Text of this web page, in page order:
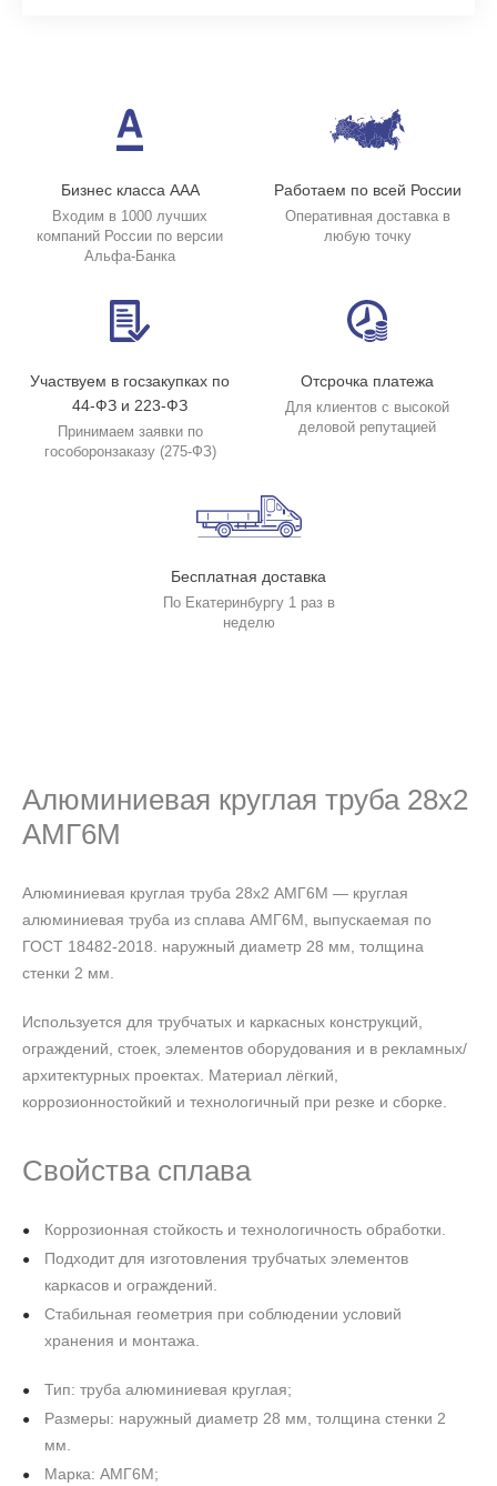
Бизнес класса ААА
Входим в 1000 лучших
компаний России по версии
Альфа-Банка
Работаем по всей России
Оперативная доставка в
любую точку
Участвуем в госзакупках по
44-ФЗ и 223-ФЗ
Принимаем заявки по
гособоронзаказу (275-ФЗ)
Отсрочка платежа
Для клиентов с высокой
деловой репутацией
Бесплатная доставка
По Екатеринбургу 1 раз в
неделю
Алюминиевая круглая труба 28х2
АМГ6М
Алюминиевая круглая труба 28х2 АМГ6М — круглая
алюминиевая труба из сплава АМГ6М, выпускаемая по
ГОСТ 18482-2018. наружный диаметр 28 мм, толщина
стенки 2 мм.
Используется для трубчатых и каркасных конструкций,
ограждений, стоек, элементов оборудования и в рекламных/
архитектурных проектах. Материал лёгкий,
коррозионностойкий и технологичный при резке и сборке.
Свойства сплава
Коррозионная стойкость и технологичность обработки.
Подходит для изготовления трубчатых элементов
каркасов и ограждений.
Стабильная геометрия при соблюдении условий
хранения и монтажа.
Тип: труба алюминиевая круглая;
Размеры: наружный диаметр 28 мм, толщина стенки 2
мм.
Марка: АМГ6М;